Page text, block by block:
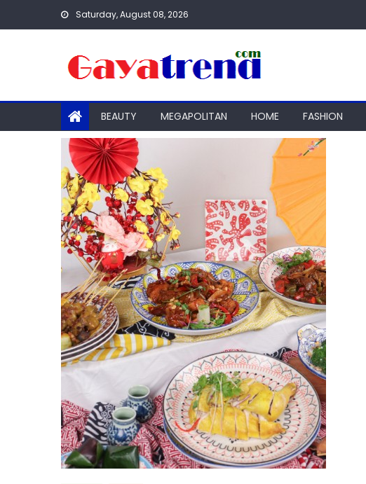
Saturday, August 08, 2026
BEAUTY MEGAPOLITAN HOME FASHION